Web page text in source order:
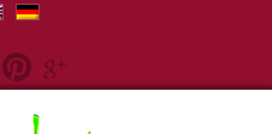
TwitterPinterest